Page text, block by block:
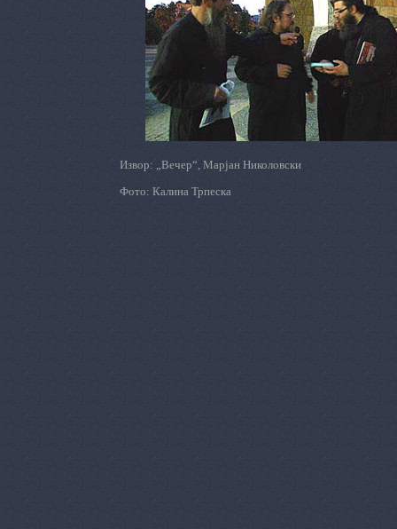
Извор: „Вечер“, Марјан Николовски
Фото: Калина Трпеска